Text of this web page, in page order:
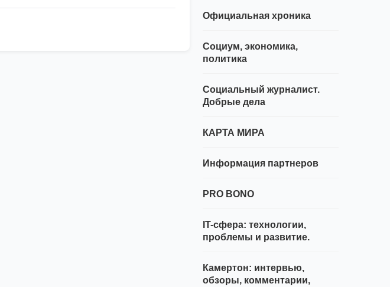
Официальная хроника
Социум, экономика,
политика
Социальный журналист.
Добрые дела
КАРТА МИРА
Информация партнеров
PRO BONO
IT-сфера: технологии,
проблемы и развитие.
Камертон: интервью,
обзоры, комментарии,